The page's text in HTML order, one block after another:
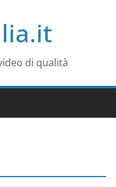
di qualità